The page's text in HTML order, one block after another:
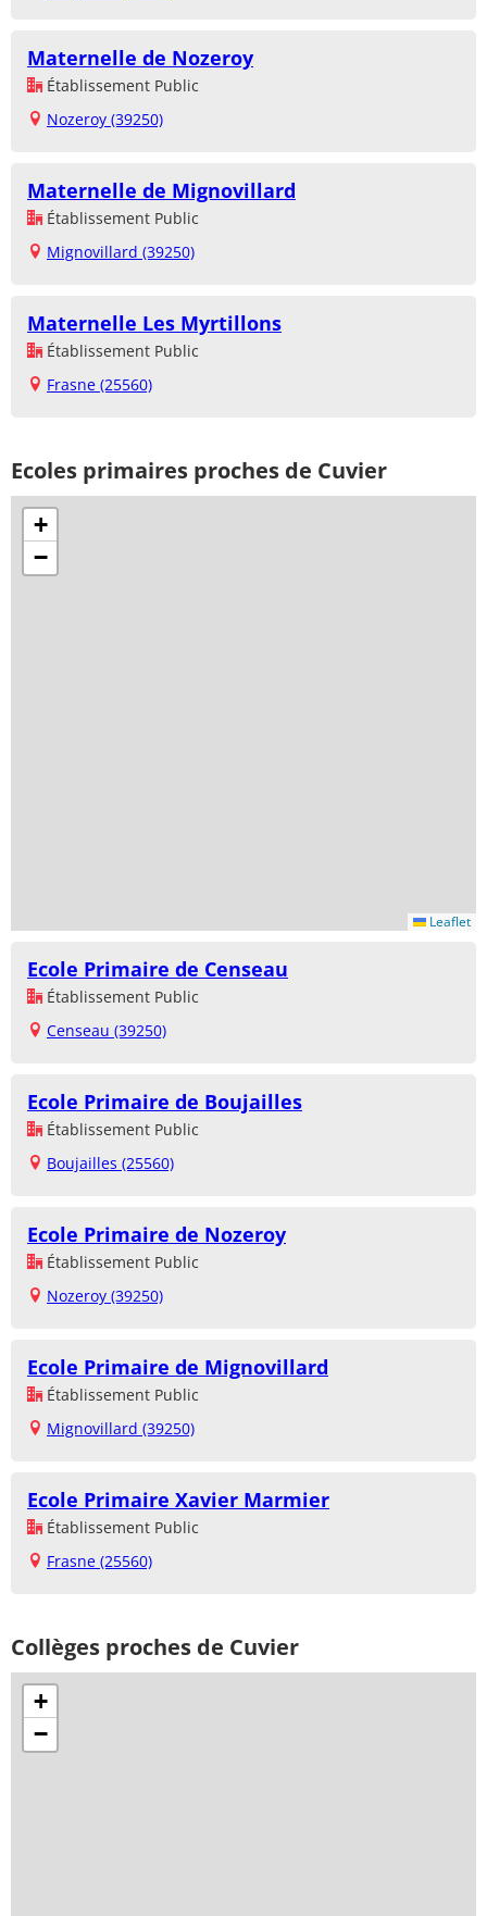
Maternelle de Nozeroy
Établissement Public
Nozeroy (39250)
Maternelle de Mignovillard
Établissement Public
Mignovillard (39250)
Maternelle Les Myrtillons
Établissement Public
Frasne (25560)
Ecoles primaires proches de Cuvier
+
−
Leaflet
Ecole Primaire de Censeau
Établissement Public
Censeau (39250)
Ecole Primaire de Boujailles
Établissement Public
Boujailles (25560)
Ecole Primaire de Nozeroy
Établissement Public
Nozeroy (39250)
Ecole Primaire de Mignovillard
Établissement Public
Mignovillard (39250)
Ecole Primaire Xavier Marmier
Établissement Public
Frasne (25560)
Collèges proches de Cuvier
+
−